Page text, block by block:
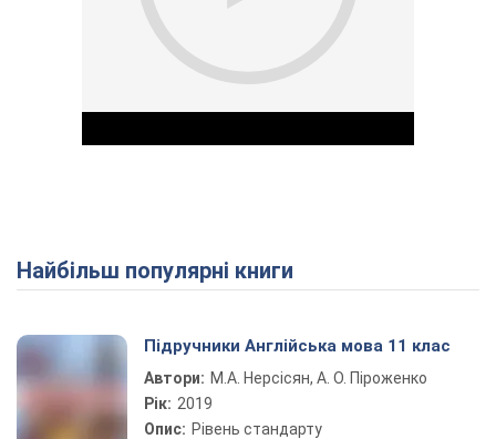
Play Video
Найбільш популярні книги
Підручники Англійська мова 11 клас
Автори: М.А. Нерсісян, А. О. Піроженко
Рік: 2019
Опис: Рівень стандарту